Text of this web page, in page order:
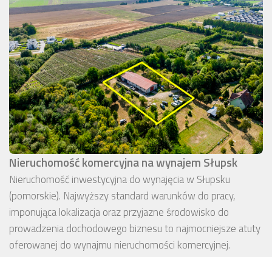
Nieruchomość komercyjna na wynajem Słupsk
Nieruchomość inwestycyjna do wynajęcia w Słupsku
(pomorskie). Najwyższy standard warunków do pracy,
imponująca lokalizacja oraz przyjazne środowisko do
prowadzenia dochodowego biznesu to najmocniejsze atuty
oferowanej do wynajmu nieruchomości komercyjnej.